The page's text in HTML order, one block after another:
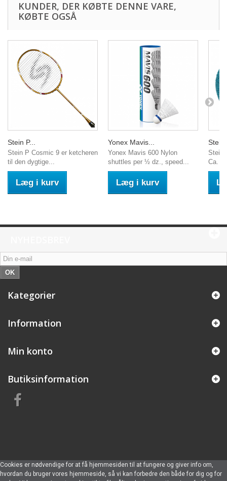
KUNDER, DER KØBTE DENNE VARE,
KØBTE OGSÅ
Stein P...
Stein P Cosmic 9 er ketcheren
til den dygtige...
Læg i kurv
Yonex Mavis...
Yonex Mavis 600 Nylon
shuttles per ½ dz., speed...
Læg i kurv
Stein
Stein
Ca.
OK
Kategorier
Information
Min konto
Butiksinformation
Cookies er nødvendige for at få hjemmesiden til at fungere og giver info om,
hvordan du bruger vores hjemmeside, så vi kan forbedre den både for dig og for